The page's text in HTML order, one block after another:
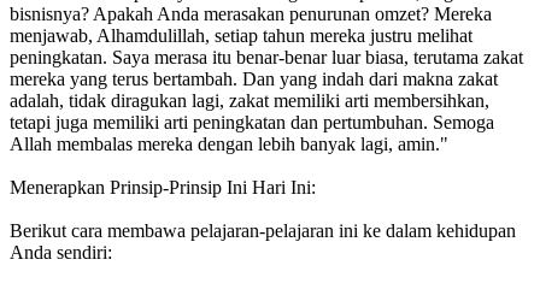
bisnisnya? Apakah Anda merasakan penurunan omzet? Mereka
menjawab, Alhamdulillah, setiap tahun mereka justru melihat
peningkatan. Saya merasa itu benar-benar luar biasa, terutama zakat
mereka yang terus bertambah. Dan yang indah dari makna zakat
adalah, tidak diragukan lagi, zakat memiliki arti membersihkan,
tetapi juga memiliki arti peningkatan dan pertumbuhan. Semoga
Allah membalas mereka dengan lebih banyak lagi, amin."
Menerapkan Prinsip-Prinsip Ini Hari Ini:
Berikut cara membawa pelajaran-pelajaran ini ke dalam kehidupan
Anda sendiri: